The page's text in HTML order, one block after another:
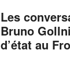
Les
Bruno
d’état au